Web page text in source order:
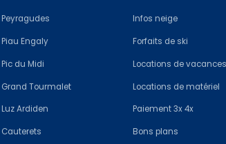
Peyragudes
Piau Engaly
Pic du Midi
Grand Tourmalet
Luz Ardiden
Cauterets
Infos neige
Forfaits de ski
Locations de vacances
Locations de matériel
Paiement 3x 4x
Bons plans